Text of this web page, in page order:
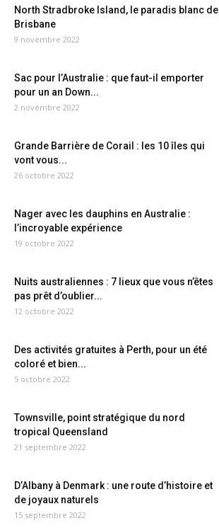
North Stradbroke Island, le paradis blanc de
Brisbane
9 novembre 2022
Sac pour l’Australie : que faut-il emporter
pour un an Down...
2 novembre 2022
Grande Barrière de Corail : les 10 îles qui
vont vous...
26 octobre 2022
Nager avec les dauphins en Australie :
l’incroyable expérience
19 octobre 2022
Nuits australiennes : 7 lieux que vous n’êtes
pas prêt d’oublier...
12 octobre 2022
Des activités gratuites à Perth, pour un été
coloré et bien...
5 octobre 2022
Townsville, point stratégique du nord
tropical Queensland
21 septembre 2022
D’Albany à Denmark : une route d’histoire et
de joyaux naturels
15 septembre 2022